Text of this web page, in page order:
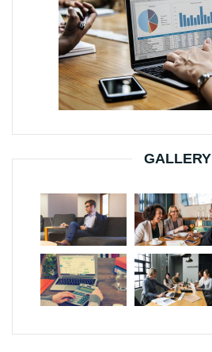
GALLERY